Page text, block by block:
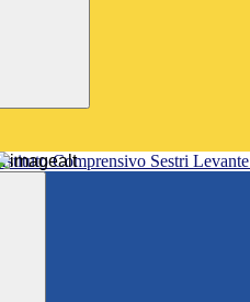
Istituto Comprensivo Sestri Levante